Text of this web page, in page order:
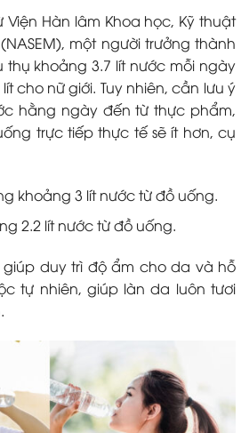
Viện Hàn lâm Khoa học, Kỹ thuật
một người trưởng thành
thụ khoảng 3.7 lít nước mỗi ngày
cho nữ giới. Tuy nhiên, cần lưu ý
hằng ngày đến từ thực phẩm,
trực tiếp thực tế sẽ ít hơn, cụ
khoảng 3 lít nước từ đồ uống.
2.2 lít nước từ đồ uống.
duy trì độ ẩm cho da và hỗ
tự nhiên, giúp làn da luôn tươi